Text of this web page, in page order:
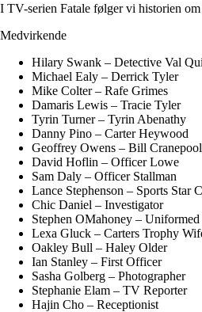
I TV-serien Fatale følger vi historien
Medvirkende
Hilary Swank – Detective Val
Michael Ealy – Derrick Tyler
Mike Colter – Rafe Grimes
Damaris Lewis – Tracie Tyler
Tyrin Turner – Tyrin Abenathy
Danny Pino – Carter Heywood
Geoffrey Owens – Bill Cranepool
David Hoflin – Officer Lowe
Sam Daly – Officer Stallman
Lance Stephenson – Sports Star
Chic Daniel – Investigator
Stephen OMahoney –
Lexa Gluck – Carters Trophy
Oakley Bull – Haley Older
Ian Stanley – First Officer
Sasha Golberg – Photographer
Stephanie Elam – TV Reporter
Hajin Cho – Receptionist